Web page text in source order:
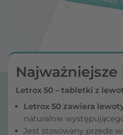
Najważniejsze
Letrox 50 – tabletki z
Letrox 50 zawiera
naturalnie
Jest stosowany przede